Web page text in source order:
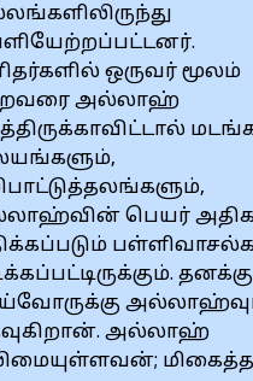
ஒருவர் மூலம்
அல்லாஹ்
பெயர்
அல்லாஹ்